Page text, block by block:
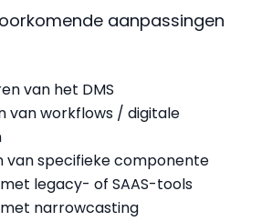
aanpassingen
van het DMS
van workflows / digitale
van specifieke componente
legacy- of SAAS-tools
narrowcasting